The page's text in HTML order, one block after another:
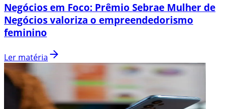
Negócios em Foco: Prêmio Sebrae Mulher de
Negócios valoriza o empreendedorismo
feminino
Ler matéria